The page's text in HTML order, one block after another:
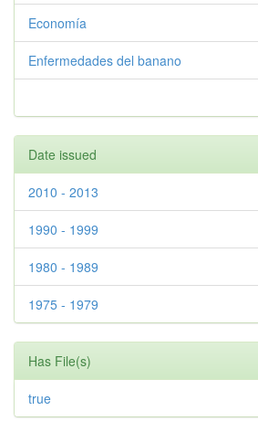
Economía
Enfermedades del banano
Date issued
2010 - 2013
1990 - 1999
1980 - 1989
1975 - 1979
Has File(s)
true